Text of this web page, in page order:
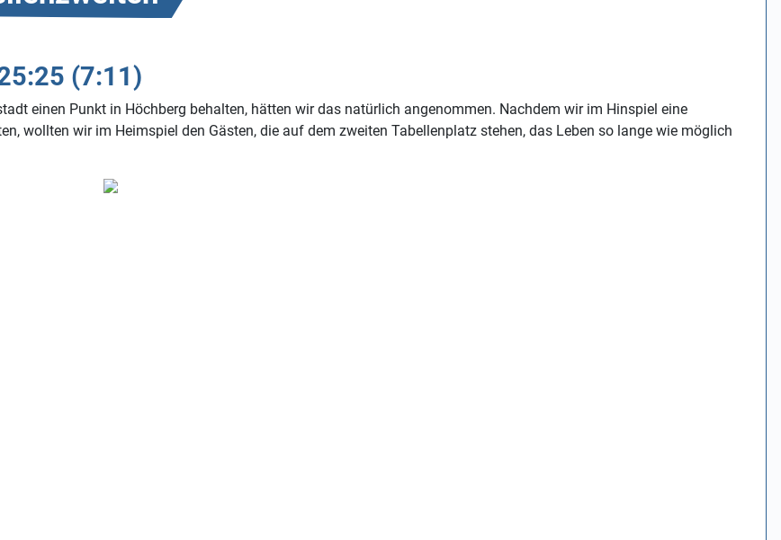
(7:11)
einen Punkt in Höchberg behalten, hätten wir das natürlich angenommen. Nachdem wir im Hinspiel eine
wollten wir im Heimspiel den Gästen, die auf dem zweiten Tabellenplatz stehen, das Leben so lange wie möglich